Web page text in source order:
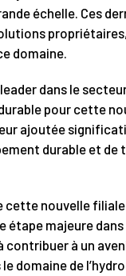
échelle. Ces
domaine.
dans le
pour cette
ajoutée
durable et de
cette nouvelle
étape majeure
à un
domaine de